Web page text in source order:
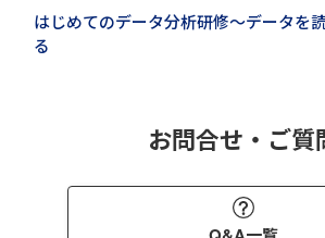
はじめてのデータ分析研修～データを
る
お問合せ・ご質